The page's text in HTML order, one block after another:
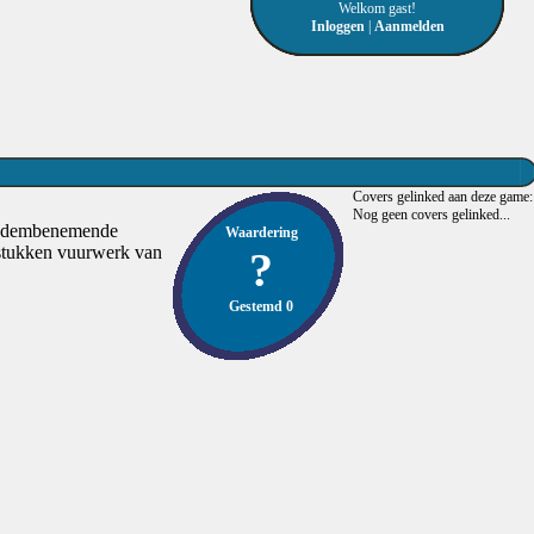
Waardering
?
Gestemd 0
vuurwerk van
Covers gelinked aan deze game:
Nog geen covers gelinked...
Welkom gast!
Inloggen| Aanmelden